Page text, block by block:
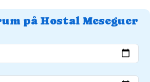
på Hostal Meseguer